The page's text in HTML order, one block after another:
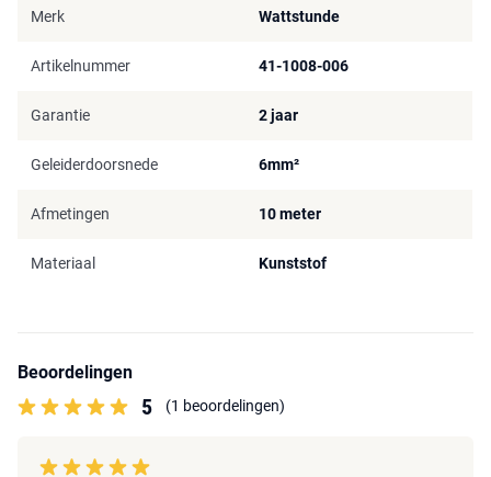
Merk Wattstunde
Artikelnummer 41-1008-006
Garantie 2 jaar
Geleiderdoorsnede 6mm²
Afmetingen 10 meter
Materiaal Kunststof
Beoordelingen
5 (1 beoordelingen)